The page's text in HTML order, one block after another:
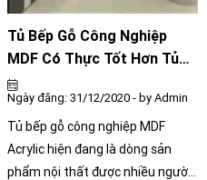
gia đình lo lắng và băn khoăn
Tủ Bếp Gỗ Công Nghiệp
MDF Có Thực Tốt Hơn Tủ
Bếp Gỗ Tự Nhiên
Ngày đăng: 31/12/2020 - by Admin
Tủ bếp gỗ công nghiệp MDF
Acrylic hiện đang là dòng sản
phẩm nội thất được nhiều người